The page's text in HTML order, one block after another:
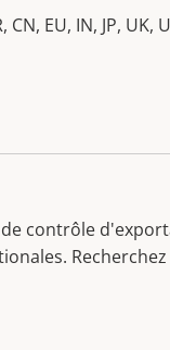
CN, EU, IN, JP, UK,
contrôle
Recherchez